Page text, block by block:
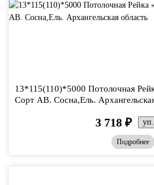
13*115(110)*5000 Потолочная
Сорт АВ. Сосна,Ель.
3 718 ₽
Подробнее